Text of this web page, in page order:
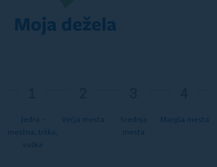
Jedra -
mestna, trška,
vaška
Večja mesta
Srednja
mesta
Manjša mesta